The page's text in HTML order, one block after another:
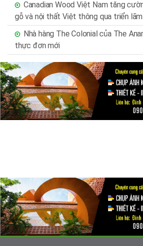
Canadian Wood Việt Nam tăng
gỗ và nội thất Việt thông qua triển lãm
Nhà hàng The Colonial của The
thực đơn mới